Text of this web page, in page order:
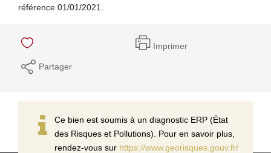
référence 01/01/2021.
Imprimer
Partager
Ce bien est soumis à un diagnostic ERP (État
des Risques et Pollutions). Pour en savoir plus,
rendez-vous sur https://www.georisques.gouv.fr/